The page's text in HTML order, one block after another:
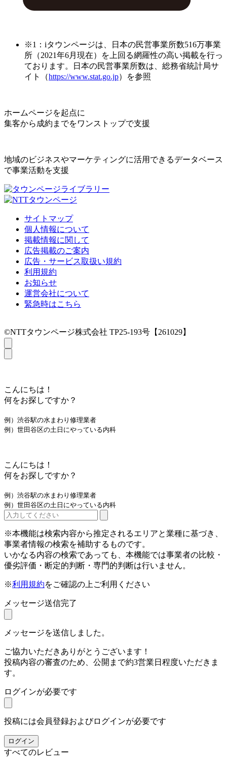
※1：iタウンページは、日本の民営事業所数516万事業
所（2021年6月現在）を上回る網羅性の高い掲載を行っ
ております。日本の民営事業所数は、総務省統計局サ
イト（https://www.stat.go.jp）を参照
ホームページを起点に
集客から成約までをワンストップで支援
地域のビジネスやマーケティングに活用できるデータベース
で事業活動を支援
サイトマップ
個人情報について
掲載情報に関して
広告掲載のご案内
広告・サービス取扱い規約
利用規約
お知らせ
運営会社について
緊急時はこちら
©NTTタウンページ株式会社 TP25-193号【261029】
こんにちは！
何をお探しですか？
例）渋谷駅の水まわり修理業者
例）世田谷区の土日にやっている内科
こんにちは！
何をお探しですか？
例）渋谷駅の水まわり修理業者
例）世田谷区の土日にやっている内科
※本機能は検索内容から推定されるエリアと業種に基づき、
事業者情報の検索を補助するものです。
いかなる内容の検索であっても、本機能では事業者の比較・
優劣評価・断定的判断・専門的判断は行いません。
※利用規約をご確認の上ご利用ください
メッセージ送信完了
メッセージを送信しました。
ご協力いただきありがとうございます！
投稿内容の審査のため、公開まで約3営業日程度いただきま
す。
ログインが必要です
投稿には会員登録およびログインが必要です
ログイン
すべてのレビュー